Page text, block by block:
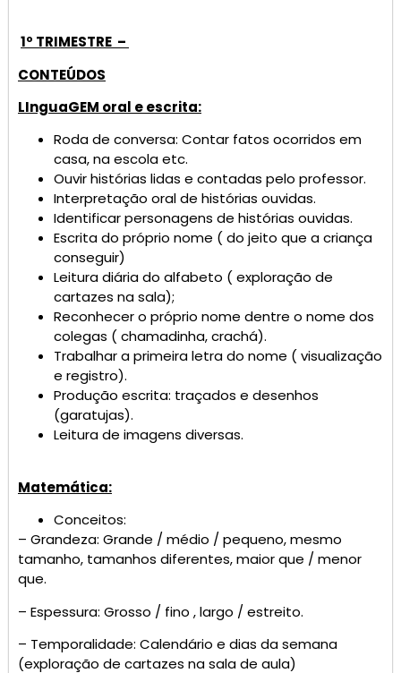
1º TRIMESTRE –
CONTEÚDOS
LInguaGEM oral e escrita:
Roda de conversa: Contar fatos ocorridos em
casa, na escola etc.
Ouvir histórias lidas e contadas pelo professor.
Interpretação oral de histórias ouvidas.
Identificar personagens de histórias ouvidas.
Escrita do próprio nome ( do jeito que a criança
conseguir)
Leitura diária do alfabeto ( exploração de
cartazes na sala);
Reconhecer o próprio nome dentre o nome dos
colegas ( chamadinha, crachá).
Trabalhar a primeira letra do nome ( visualização
e registro).
Produção escrita: traçados e desenhos
(garatujas).
Leitura de imagens diversas.
Matemática:
Conceitos:
– Grandeza: Grande / médio / pequeno, mesmo
tamanho, tamanhos diferentes, maior que / menor
que.
– Espessura: Grosso / fino , largo / estreito.
– Temporalidade: Calendário e dias da semana
(exploração de cartazes na sala de aula)